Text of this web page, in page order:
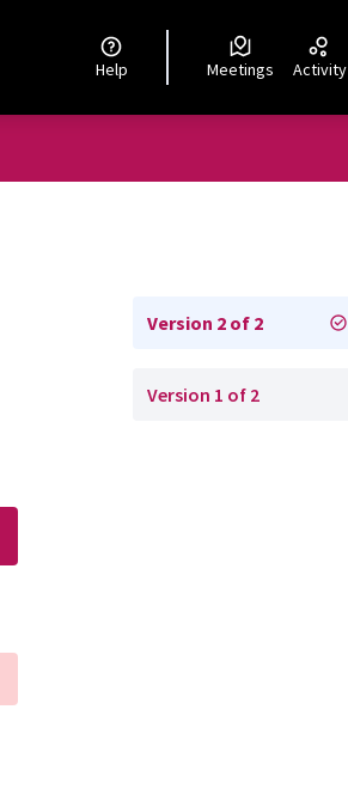
Help Meetings Activity
Version 2 of 2
Version 1 of 2